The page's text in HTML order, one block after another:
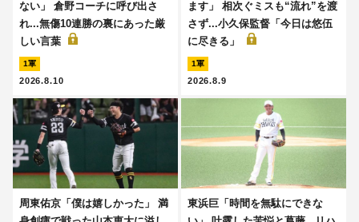
ない」 倉野コーチに呼び出さ
れ...無傷10連勝の裏にあった厳
しい言葉
1軍
2026.8.10
ます」 相次ぐミスも“流れ”を渡
さず...小久保監督「今日は悠伍
に尽きる」
1軍
2026.8.9
周東佑京「僕は嬉しかった」 満
東浜巨「時間を無駄にできな